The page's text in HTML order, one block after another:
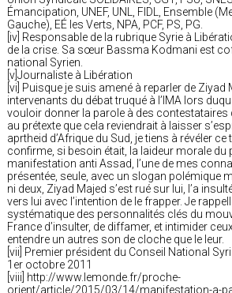
Émancipation, UNEF, UNL, FIDL, Ensemble
Gauche), EÉ les Verts, NPA, PCF, PS, PG.
[iv] Responsable de la rubrique Syrie à
de la crise. Sa sœur Bassma Kodmani est
national Syrien.
[v]Journaliste à Libération
[vi] Puisque je suis amené à reparler de Ziyad
intervenants du débat truqué à l’IMA lors
vouloir donner la parole à des contestataires
au prétexte que cela reviendrait à laisser
aprtheid d’Afrique du Sud, je tiens à révéler
confirme, si besoin était, la laideur morale du
manifestation anti Assad, l’une de mes
présentée, seule, avec un slogan polémique
ni deux, Ziyad Majed s’est rué sur lui, l’a
vers lui avec l’intention de le frapper. Je
systématique des personnalités clés du
France d’insulter, de diffamer, et intimider
entendre un autres son de cloche que le leur.
[vii] Premier président du Conseil National
1er octobre 2011
[viii] http://www.lemonde.fr/proche-
orient/article/2015/03/14/manifestation-a-